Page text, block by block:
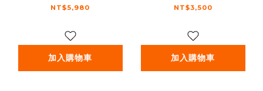
NT$5,980
加入購物車
NT$3,500
加入購物車